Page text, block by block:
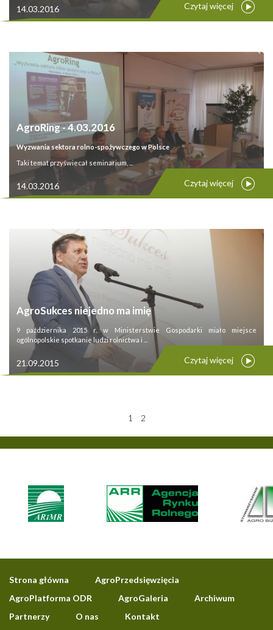
14.03.2016 Czytaj więcej
AgroRing - 4.03.2016
Wyzwania sektora rolno-spożywczego w Polsce
Taki temat przyświecał seminarium, ...
14.03.2016 Czytaj więcej
AgroSukces niejedno ma imię
9 października 2015 r. w Ministerstwie Gospodarki miało miejsce
ogólnopolskie spotkanie ludzi rolnictwa i ...
21.09.2015 Czytaj więcej
1 2
Strona główna
AgroPrzedsięwzięcia
AgroPlatforma ODR
AgroGaleria
Archiwum
Partnerzy
O nas Kontakt